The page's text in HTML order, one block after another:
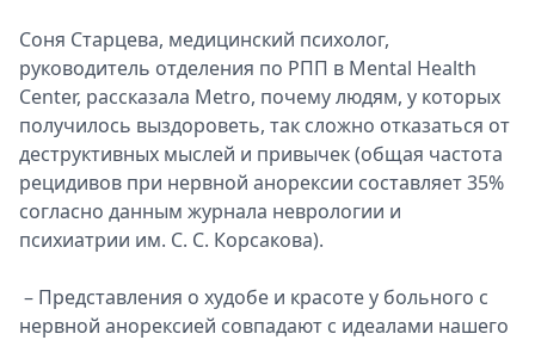
Соня Старцева, медицинский психолог,
руководитель отделения по РПП в Mental Health
Center, рассказала Metro, почему людям, у которых
получилось выздороветь, так сложно отказаться от
деструктивных мыслей и привычек (общая частота
рецидивов при нервной анорексии составляет 35%
согласно данным журнала неврологии и
психиатрии им. С. С. Корсакова).
– Представления о худобе и красоте у больного с
нервной анорексией совпадают с идеалами нашего